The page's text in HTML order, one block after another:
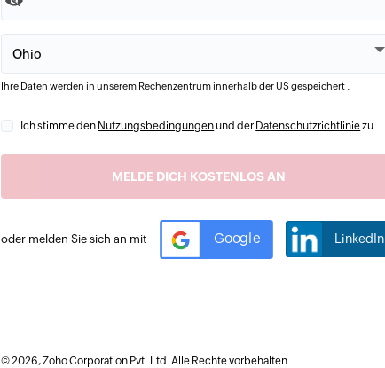
Ihre Daten werden in unserem Rechenzentrum innerhalb der USgespeichert .
Ich stimme den Nutzungsbedingungen und der Datenschutzrichtliniezu.
oder melden Sie sich an mit Google LinkedIn
©2026, Zoho Corporation Pvt. Ltd. Alle Rechte vorbehalten.